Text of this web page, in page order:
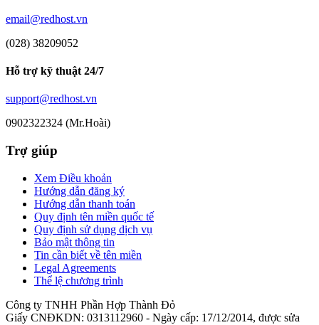
email@redhost.vn
(028) 38209052
Hỗ trợ kỹ thuật 24/7
support@redhost.vn
0902322324 (Mr.Hoài)
Trợ giúp
Xem Điều khoản
Hướng dẫn đăng ký
Hướng dẫn thanh toán
Quy định tên miền quốc tế
Quy định sử dụng dịch vụ
Bảo mật thông tin
Tin cần biết về tên miền
Legal Agreements
Thể lệ chương trình
Công ty TNHH Phần Hợp Thành Đỏ
Giấy CNĐKDN: 0313112960 - Ngày cấp: 17/12/2014, được sửa